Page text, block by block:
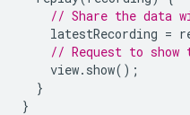
// Share the data
latestRecording =
// Request to show
view. show();
}
}